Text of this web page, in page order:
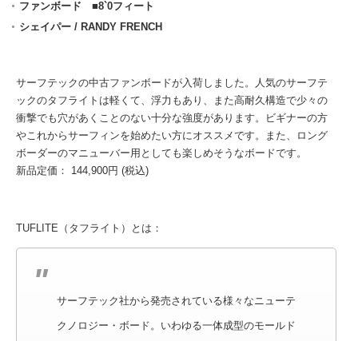
ファンボード ■8`0フィート
シェイパー / RANDY FRENCH
サーフテックの中古ファンボードが入荷しました。人気のサーフテ
ックのタフライトは軽くて、浮力もあり、また高耐久構造で少々の
衝撃でも穴があくことのない十分な強度があります。ビギナーの方
やこれからサーフィンを始めたい方にオススメです。また、ロング
ボーダーのマニューバー用としても楽しめそうなボードです。
新品定価： 144,900円 (税込)
TUFLITE（タフライト）とは：
サーフテック社から発売されている様々なニューテ
クノロジー・ボード。いわゆる一体成型のモールド